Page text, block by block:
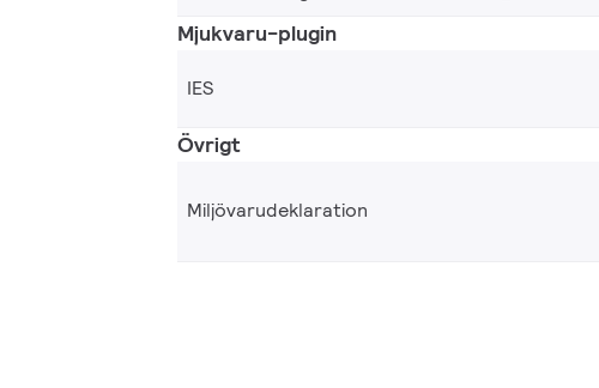
Mjukvaru-plugin
IES
Övrigt
Miljövarudeklaration